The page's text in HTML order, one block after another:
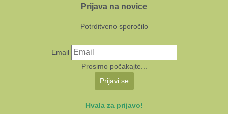
Prijava na novice
Potrditveno sporočilo
Email
Prosimo počakajte...
Prijavi se
Hvala za prijavo!